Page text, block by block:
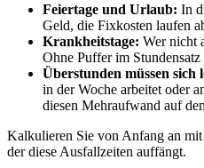
Feiertage und Urlaub: In
Geld, die Fixkosten laufen
Krankheitstage: Wer nicht
Ohne Puffer im
Überstunden müssen sich
in der Woche arbeitet oder
diesen Mehraufwand auf
Kalkulieren Sie von Anfang an
der diese Ausfallzeiten auffängt.